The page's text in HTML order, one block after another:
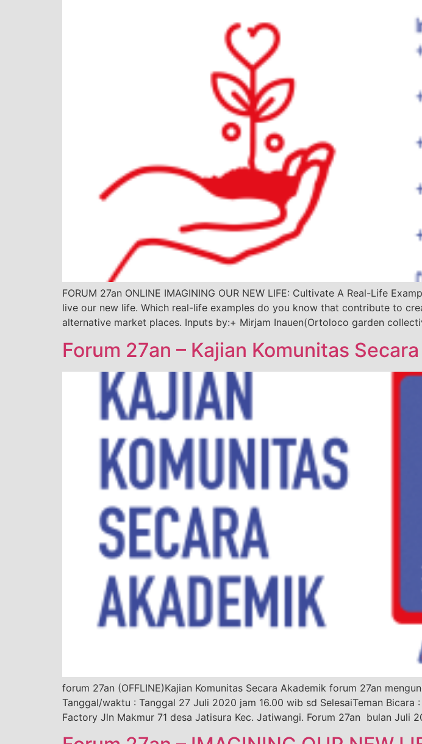
FORUM 27an ONLINE IMAGINING OUR NEW LIFE: Cultivate A Real-Life
live our new life. Which real-life examples do you know that contribute to
alternative market places. Inputs by:+ Mirjam Inauen(Ortoloco garden
Forum 27an – Kajian Komunitas
forum 27an (OFFLINE)Kajian Komunitas Secara Akademik forum 27an
Tanggal/waktu : Tanggal 27 Juli 2020 jam 16.00 wib sd SelesaiTeman
Factory Jln Makmur 71 desa Jatisura Kec. Jatiwangi. Forum 27an bulan Juli